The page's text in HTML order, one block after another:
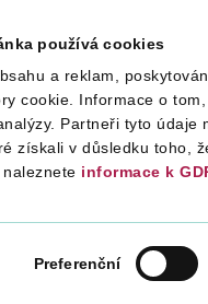
používá cookies
a reklam,
cookie. Informace o
Partneři tyto
získali v důsledku toho,
informace k
Preferenční
správa Daně
VRACENÍM DPH Z JINÝCH